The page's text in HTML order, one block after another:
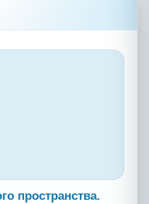
пространства.